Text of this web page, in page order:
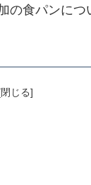
の食パンに